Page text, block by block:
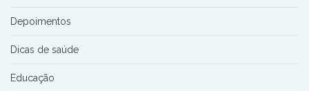
Depoimentos
Dicas de saúde
Educação